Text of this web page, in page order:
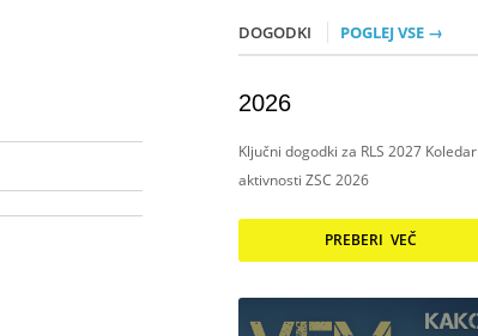
DOGODKI POGLEJ VSE →
2026
Ključni dogodki za RLS 2027 Koledar
aktivnosti ZSC 2026
PREBERI VEČ